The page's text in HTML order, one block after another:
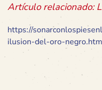
Artículo relacionado:
https://
ilusion-del-oro-